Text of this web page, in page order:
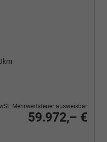
59.972,– €
Mehrwertsteuer ausweisbar